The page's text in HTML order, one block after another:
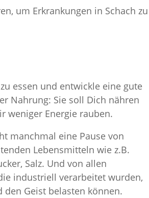
um Erkrankungen in Schach zu
essen und entwickle eine gute
Nahrung: Sie soll Dich nähren
weniger Energie rauben.
manchmal eine Pause von
Lebensmitteln wie z.B.
Salz. Und von allen
industriell verarbeitet wurden,
den Geist belasten können.